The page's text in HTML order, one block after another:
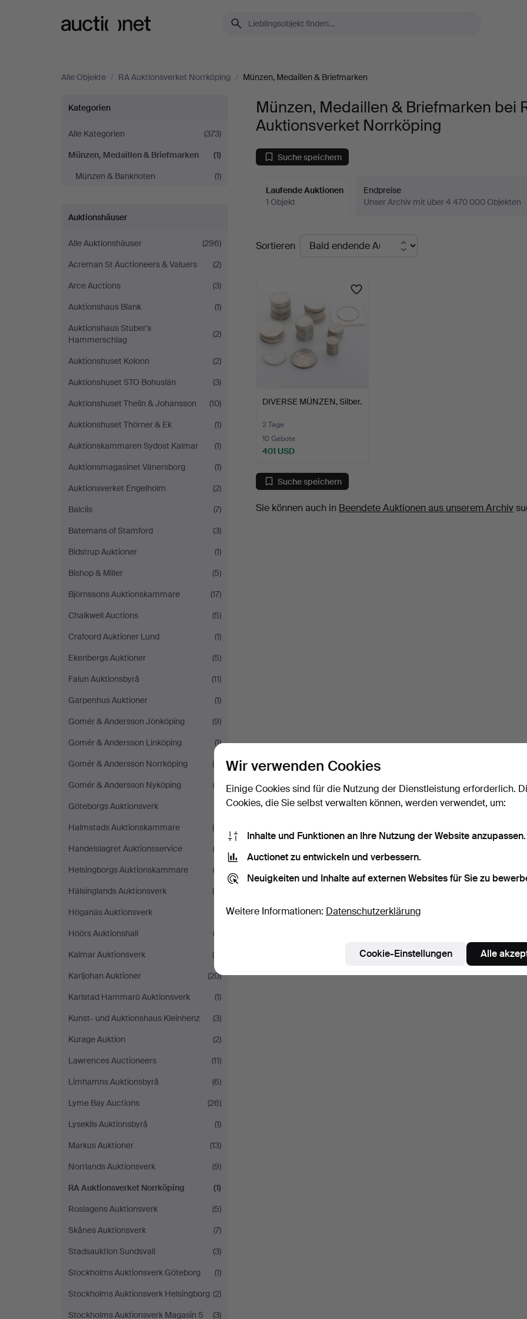
Alle Objekte / RA Auktionsverket Norrköping / Münzen, Medaillen & Briefmarken
Münzen,
Medaillen
&
bei
RA
Auktionsverket
Norrköping
Kategorien
Alle Kategorien
(373)
Münzen, Medaillen & Briefmarken
(1)
Münzen & Banknoten
(1)
Auktionshäuser
Alle Auktionshäuser
(296)
Acreman St Auctioneers & Valuers
(2)
Arce Auctions
(3)
Auktionshaus Blank
(1)
Auktionshaus Stuber's
Hammerschlag
(2)
Auktionshuset Kolonn
(2)
Auktionshuset STO Bohuslän
(3)
Auktionshuset Thelin & Johansson
(10)
Auktionshuset Thörner & Ek
(1)
Auktionskammaren Sydost Kalmar
(1)
Auktionsmagasinet Vänersborg
(1)
Auktionsverket Engelholm
(2)
Balclis
(7)
Batemans of Stamford
(3)
Bidstrup Auktioner
(1)
Bishop & Miller
(5)
Björnssons Auktionskammare
(17)
Chalkwell Auctions
(5)
Crafoord Auktioner Lund
(1)
Ekenbergs Auktioner
(5)
Falun Auktionsbyrå
(11)
Garpenhus Auktioner
(1)
Gomér & Andersson Jönköping
(9)
Gomér & Andersson Linköping
(1)
Gomér & Andersson Norrköping
(5)
Gomér & Andersson Nyköping
(3)
Göteborgs Auktionsverk
Halmstads Auktionskammare
(9)
Handelslagret Auktionsservice
(2)
Helsingborgs Auktionskammare
(3)
Hälsinglands Auktionsverk
(6)
Höganäs Auktionsverk
Höörs Auktionshall
(2)
Kalmar Auktionsverk
(8)
Karljohan Auktioner
(20)
Karlstad Hammarö Auktionsverk
(1)
Kunst- und Auktionshaus Kleinhenz
(3)
Kurage Auktion
(2)
Lawrences Auctioneers
(11)
Limhamns Auktionsbyrå
(6)
Lyme Bay Auctions
(26)
Lysekils Auktionsbyrå
(1)
Markus Auktioner
(13)
Norrlands Auktionsverk
(9)
RA Auktionsverket Norrköping
(1)
Roslagens Auktionsverk
(5)
Skånes Auktionsverk
(7)
Stadsauktion Sundsvall
(3)
Stockholms Auktionsverk Göteborg
(1)
Stockholms Auktionsverk Helsingborg (2)
Stockholms Auktionsverk Magasin 5
(3)
Münzen, Medaillen & Briefmarken bei
Auktionsverket Norrköping
Suche speichern
Laufende Auktionen
1 Objekt
Endpreise
Unser Archiv mit über 4 470 000 Objekten
Laufende
Auktionen
Sortieren
DIVERSE MÜNZEN, Silber.
2 Tage
10 Gebote
401 USD
Suche speichern
Sie können auch in Beendete Auktionen aus unserem Archiv
Wir verwenden Cookies
Einige Cookies sind für die Nutzung der Dienstleistung erforderlich.
Cookies, die Sie selbst verwalten können, werden verwendet, um:
Inhalte und Funktionen an Ihre Nutzung der Website anzupassen.
Auctionet zu entwickeln und verbessern.
Neuigkeiten und Inhalte auf externen Websites für Sie zu
Weitere Informationen: Datenschutzerklärung
Cookie-Einstellungen Alle